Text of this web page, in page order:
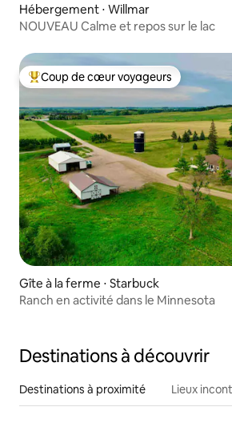
Hébergement ⋅ Willmar
NOUVEAU Calme et repos sur le lac
Coups de cœur voyageurs les plus
Coup de cœur voyageurs
Gîte à la ferme ⋅ Starbuck
Ranch en activité dans le Minnesota
Destinations à découvrir
Destinations à proximité Lieux